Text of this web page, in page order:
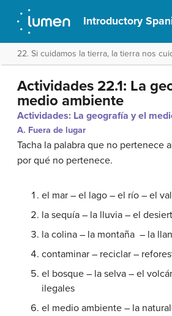
Introductory
22. Si cuidamos la tierra, la tierra nos
Actividades 22.1: La
medio ambiente
Actividades: La geografía y el
A. Fuera de lugar
Tacha la palabra que no pertenece
por qué no pertenece.
el mar – el lago – el río – el
la sequía – la lluvia – el
la colina – la montaña – la
contaminar – reciclar –
el bosque – la selva – el
ilegales
el medio ambiente – la